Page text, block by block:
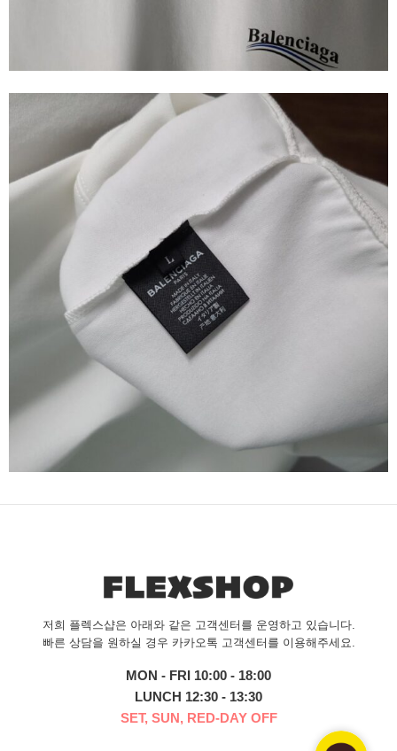
저희 플렉스샵은 아래와 같은 고객센터를 운영하고 있습니다.
빠른 상담을 원하실 경우 카카오톡 고객센터를 이용해주세요.
MON - FRI 10:00 - 18:00
LUNCH 12:30 - 13:30
SET, SUN, RED-DAY OFF